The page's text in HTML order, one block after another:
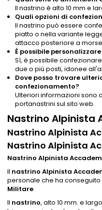
Il nastrino è alto 10 mm e
Quali opzioni di
Il nastrino può essere
piatto o nella variante
attacco posteriore a
È possibile
Sì, è possibile
due o più posti, idonee
Dove posso trovare
confezionamento?
Ulteriori informazioni sono
portanastrini sul sito web.
Nastrino Alpinista
Nastrino Alpinista
Nastrino Alpinista
Nastrino Alpinista
Il nastrino Alpinista
personale che ha conseguito
Militare.
Il nastrino, alto 10 mm. e